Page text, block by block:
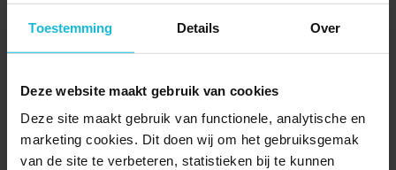
Toestemming Details Over
Deze website maakt gebruik van cookies
Deze site maakt gebruik van functionele, analytische en
marketing cookies. Dit doen wij om het gebruiksgemak
van de site te verbeteren, statistieken bij te kunnen